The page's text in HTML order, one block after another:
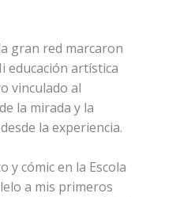
gran red marcaron
educación artística
vinculado al
la mirada y la
la experiencia.
y cómic en la Escola
a mis primeros